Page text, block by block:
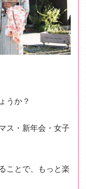
うか？
ス・新年会・女子
ことで、もっと楽